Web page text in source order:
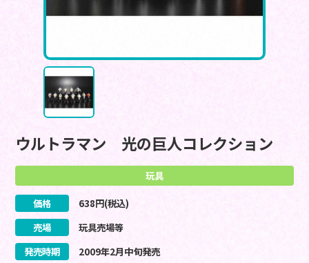
ウルトラマン 光の巨人コレクション
玩具
価格 638円(税込)
売場
玩具売場等
発売時期
2009年2月中旬発売